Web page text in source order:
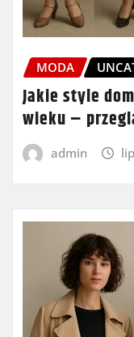
MODA
Jakie style
wieku –
admin